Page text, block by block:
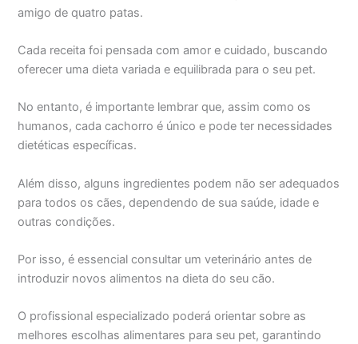
amigo de quatro patas.
Cada receita foi pensada com amor e cuidado, buscando
oferecer uma dieta variada e equilibrada para o seu pet.
No entanto, é importante lembrar que, assim como os
humanos, cada cachorro é único e pode ter necessidades
dietéticas específicas.
Além disso, alguns ingredientes podem não ser adequados
para todos os cães, dependendo de sua saúde, idade e
outras condições.
Por isso, é essencial consultar um veterinário antes de
introduzir novos alimentos na dieta do seu cão.
O profissional especializado poderá orientar sobre as
melhores escolhas alimentares para seu pet, garantindo